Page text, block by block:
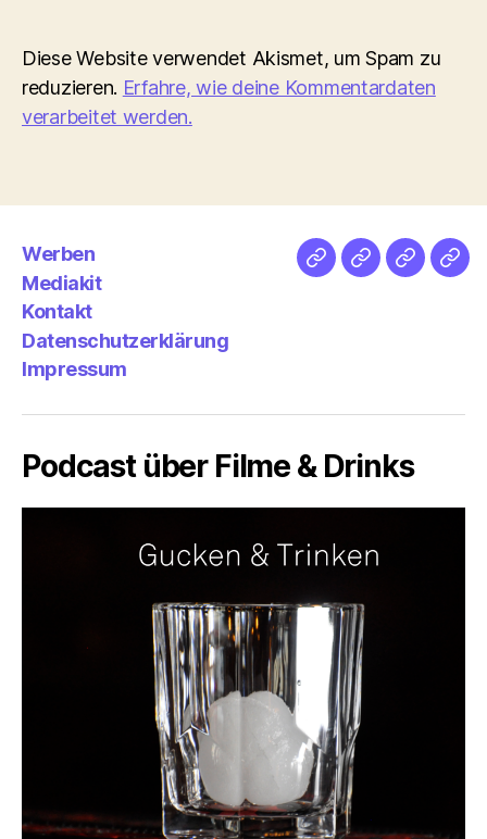
Diese Website verwendet Akismet, um Spam zu
reduzieren. Erfahre, wie deine Kommentardaten
verarbeitet werden.
Werben
Mediakit
Kontakt
Datenschutzerklärung
Impressum
NetzMedien
Podcast über Filme & Drinks